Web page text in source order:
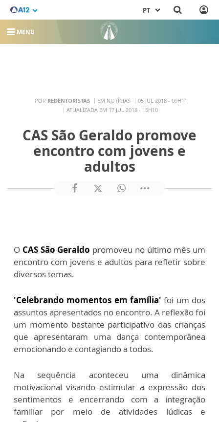
PT
MENU
POR REDENTORISTAS EM NOTÍCIAS
05 JUL 2018 - 09H11
ATUALIZADA EM 17 JUL 2018 - 15H10
CAS São Geraldo promove
encontro com jovens e
adultos
O CAS São Geraldo promoveu no último mês um
encontro com jovens e adultos para refletir sobre
diversos temas.
'Celebrando momentos em família' foi um dos
assuntos apresentados no encontro. A reflexão foi
um momento bastante participativo das crianças
que apresentaram uma dança contemporânea
emocionando e contagiando a todos.
Na sequência aconteceu uma dinâmica
motivacional visando estimular a expressão dos
sentimentos e encerrando com a integração
familiar por meio de atividades lúdicas e